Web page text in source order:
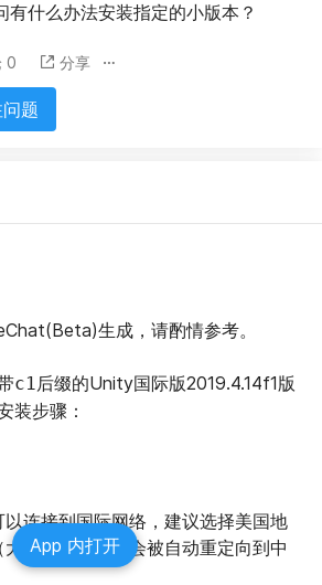
有什么办法安装指定的小版本？
0 分享
题
生成，请酌情参考。
c1后缀的Unity国际版2019.4.14f1版
装步骤：
连接到国际网络，建议选择美国地
陆及港澳台IP会被自动重定向到中
App 内打开